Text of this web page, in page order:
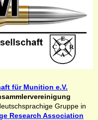
für Munition e.V.
Gruppe in
Research Association